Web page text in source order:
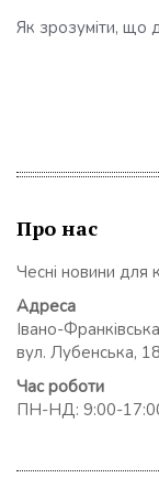
Як зрозуміти, що
Про нас
Чесні новини для
Адреса
Івано-
вул. Лубенська,
Час роботи
ПН-НД: 9:00-